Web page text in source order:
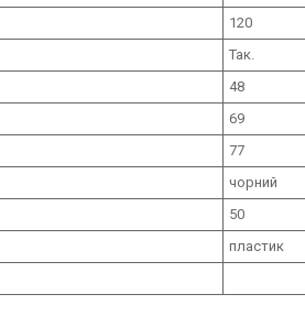
120
Так.
48
69
77
чорний
50
пластик